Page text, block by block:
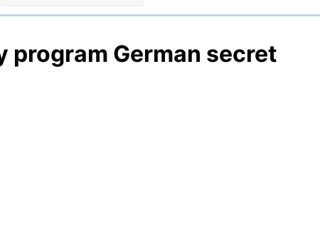
program German secret